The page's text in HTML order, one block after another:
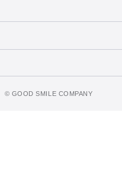
）
©️ GOOD SMILE COMPANY